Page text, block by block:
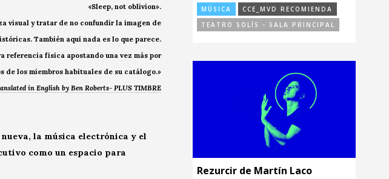
«Sleep, not oblivion».
visual y tratar de no confundir la imagen de
También aquí nada es lo que parece.
referencia física apostando una vez más por
de los miembros habituales de su catálogo.»
in English by Ben Roberts- PLUS TIMBRE
la música electrónica y el
como un espacio para
MÚSICA
CCE_MVD RECOMIENDA
TEATRO SOLÍS - SALA PRINCIPAL
Rezurcir de Martín Laco